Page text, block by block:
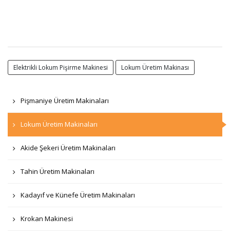
Elektrikli Lokum Pişirme Makinesi Lokum Üretim Makinası
Pişmaniye Üretim Makinaları
Lokum Üretim Makinaları
Akide Şekeri Üretim Makinaları
Tahin Üretim Makinaları
Kadayıf ve Künefe Üretim Makinaları
Krokan Makinesi